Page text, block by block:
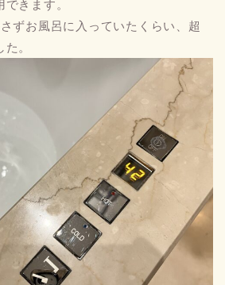
きます。
ずお風呂に入っていたくらい、超
。